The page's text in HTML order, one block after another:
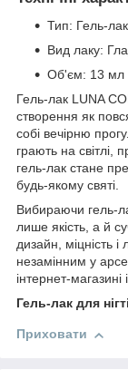
Тип: Гель-лак
Вид лаку:
Об'єм: 13 мл
Гель-лак LUNA
створення як
собі вечірню
грають на світлі,
гель-лак стане
будь-якому святі.
Вибираючи гель-
лише якість, а й
дизайн, міцність і
незамінним у
інтернет-магазині
Гель-лак для
Приховати